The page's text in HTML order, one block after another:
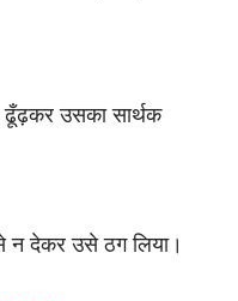
ढूँढ़कर उसका सार्थक
न देकर उसे ठग लिया।